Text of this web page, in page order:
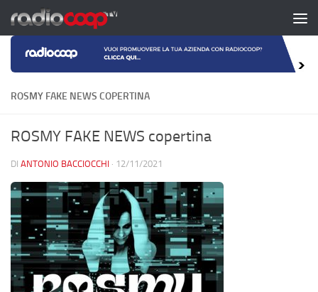
Salta al contenuto
ROSMY FAKE NEWS COPERTINA
ROSMY FAKE NEWS copertina
DI ANTONIO BACCIOCCHI · 12/11/2021